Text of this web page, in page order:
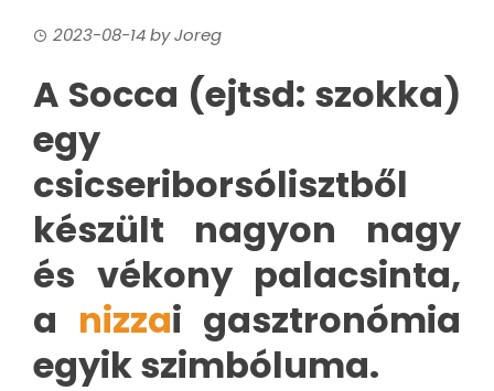
2023-08-14byJoreg
A Socca (ejtsd: szokka)
egy
csicseriborsólisztből
készült nagyon nagy
és vékony palacsinta,
a nizzai gasztronómia
egyik szimbóluma.